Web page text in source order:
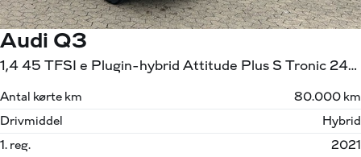
Audi Q3
1,4 45 TFSI e Plugin-hybrid Attitude Plus S Tronic 245HK 5d 6g Aut.
Antal kørte km
80.000 km
Drivmiddel
Hybrid
1. reg.
2021